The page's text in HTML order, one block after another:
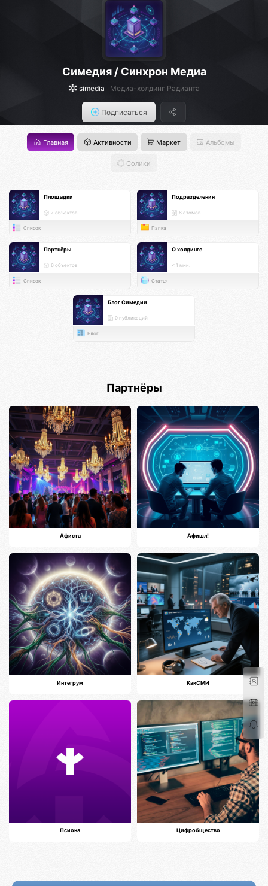
Симедия / Синхрон Медиа
simedia Медиа-холдинг Радианта
Подписаться
Главная Активности Маркет Альбомы
Солики
Площадки
7 объектов
Список
Подразделения
6 атомов
Папка
Партнёры
6 объектов
Список
О холдинге
< 1 мин.
Статья
Блог Симедии
0 публикаций
Блог
Партнёры
Афиста Афишл!
Интегрум КакСМИ
Псиона Цифробщество